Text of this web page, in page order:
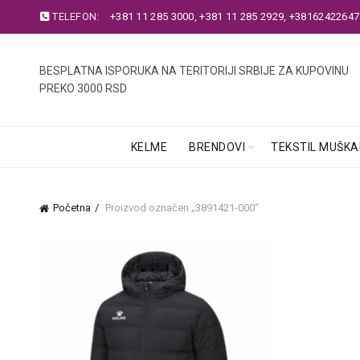
TELEFON: +381 11 285 3000,+381 11 285 2929, +38162422647
BESPLATNA ISPORUKA NA TERITORIJI SRBIJE ZA KUPOVINU
PREKO 3000 RSD
KELME BRENDOVI TEKSTIL
Početna Proizvod označen „3891421-000“